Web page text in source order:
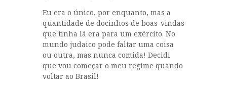
Eu era o único, por enquanto, mas a
quantidade de docinhos de boas-vindas
que tinha lá era para um exército. No
mundo judaico pode faltar uma coisa
ou outra, mas nunca comida! Decidi
que vou começar o meu regime quando
voltar ao Brasil!